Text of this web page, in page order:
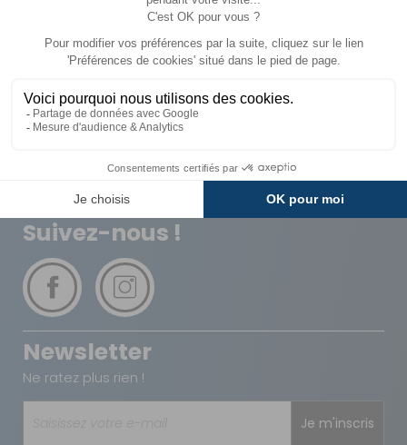
Expédié sous 72h Sécurisés
Carte de fidélité Plusieurs fois
Suivez-nous !
Newsletter
Ne ratez plus rien !
Je m'inscris